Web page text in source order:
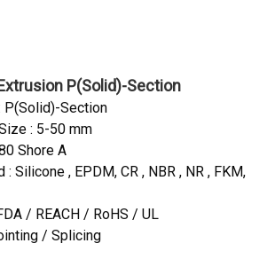
P(Solid)-Section
P(Solid)-Section
: 5-50 mm
Shore A
Silicone , EPDM, CR , NBR , NR , FKM,
/ REACH / RoHS / UL
/ Splicing